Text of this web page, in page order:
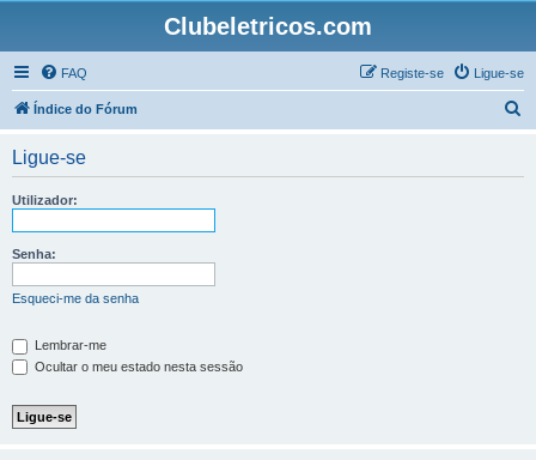
Clubeletricos.com
FAQ Ligue-se
Registe-se
Índice do Fórum
Ligue-se
Utilizador:
Senha:
Esqueci-me da senha
Lembrar-me
Ocultar o meu estado nesta sessão